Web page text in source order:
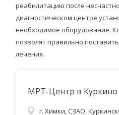
реабилитацию после
диагностическом центре
необходимое оборудование.
позволят правильно
лечения.
МРТ-Центр в Куркино
г. Химки, СЗАО,